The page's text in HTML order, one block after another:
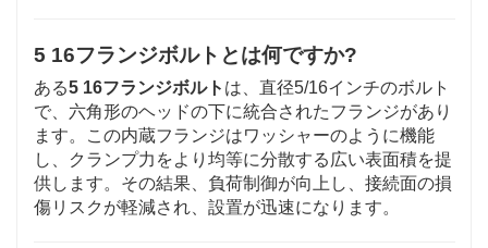
5 16フランジボルトとは何ですか?
ある5 16フランジボルト は、直径5/16インチのボルト
で、六角形のヘッドの下に統合されたフランジがあり
ます。この内蔵フランジはワッシャーのように機能
し、クランプ力をより均等に分散する広い表面積を提
供します。その結果、負荷制御が向上し、接続面の損
傷リスクが軽減され、設置が迅速になります。